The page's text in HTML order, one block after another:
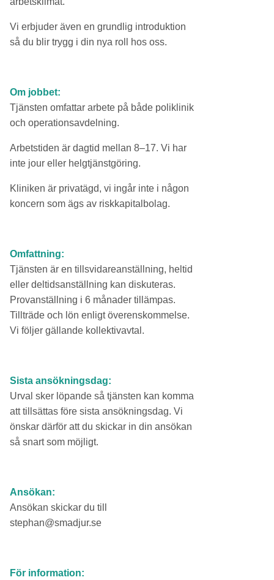
Vi erbjuder även en grundlig introduktion
så du blir trygg i din nya roll hos oss.
Om jobbet:
Tjänsten omfattar arbete på både poliklinik
och operationsavdelning.
Arbetstiden är dagtid mellan 8–17. Vi har
inte jour eller helgtjänstgöring.
Kliniken är privatägd, vi ingår inte i någon
koncern som ägs av riskkapitalbolag.
Omfattning:
Tjänsten är en tillsvidareanställning, heltid
eller deltidsanställning kan diskuteras.
Provanställning i 6 månader tillämpas.
Tillträde och lön enligt överenskommelse.
Vi följer gällande kollektivavtal.
Sista ansökningsdag:
Urval sker löpande så tjänsten kan komma
att tillsättas före sista ansökningsdag. Vi
önskar därför att du skickar in din ansökan
så snart som möjligt.
Ansökan:
Ansökan skickar du till
stephan@smadjur.se
För information: